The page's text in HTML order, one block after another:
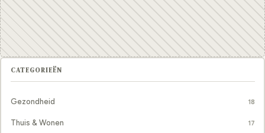
CATEGORIEËN
Gezondheid 18
Thuis & Wonen 17